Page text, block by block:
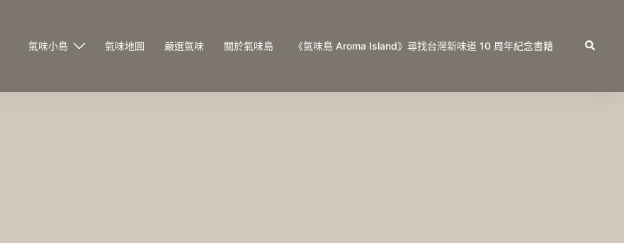
氣味小島 氣味地圖 嚴選氣味 關於氣味島 《氣味島 Aroma Island》尋找台灣新味道 10 周年紀念書籍 Search